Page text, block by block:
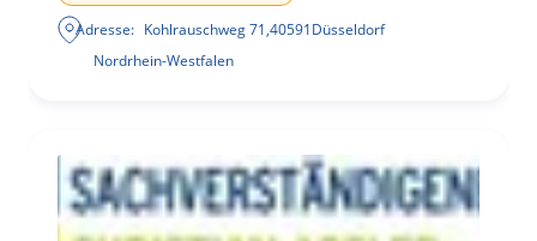
Adresse: Kohlrauschweg 71,40591Düsseldorf
Nordrhein-Westfalen